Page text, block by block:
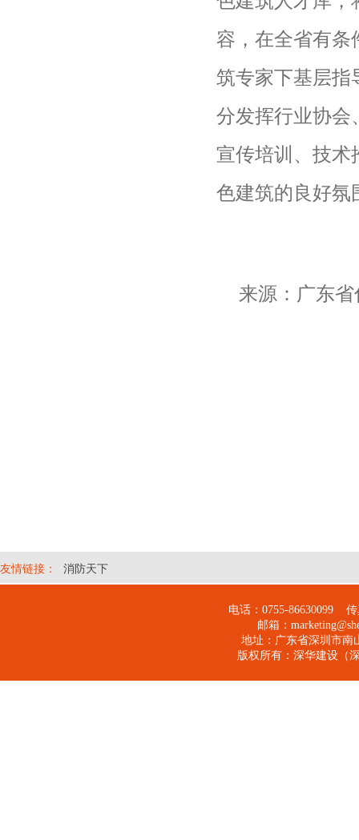
容，在全省有条
筑专家下基层指
分发挥行业协会
宣传培训、技术
色建筑的良好氛
来源：广东
友情链接： 消防天下
电话：0755-86630099 传
邮箱：
地址：广东省深圳市南
版权所有：深华建设（